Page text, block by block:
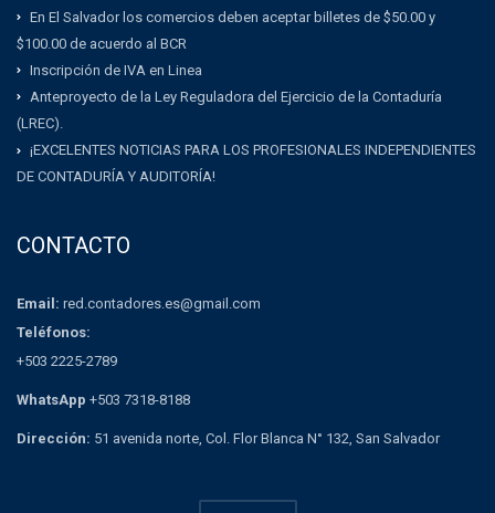
En El Salvador los comercios deben aceptar billetes de $50.00 y
$100.00 de acuerdo al BCR
Inscripción de IVA en Linea
Anteproyecto de la Ley Reguladora del Ejercicio de la Contaduría
(LREC).
¡EXCELENTES NOTICIAS PARA LOS PROFESIONALES INDEPENDIENTES
DE CONTADURÍA Y AUDITORÍA!
CONTACTO
Email: red.contadores.es@gmail.com
Teléfonos:
+503 2225-2789
WhatsApp +503 7318-8188
Dirección: 51 avenida norte, Col. Flor Blanca N° 132, San Salvador